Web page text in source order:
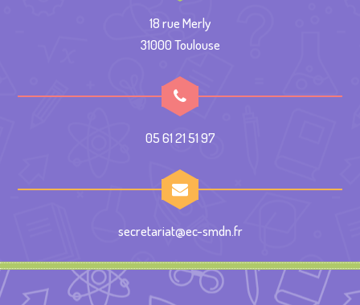
18 rue Merly
31000 Toulouse
05 61 21 51 97
secretariat@ec-smdn.fr